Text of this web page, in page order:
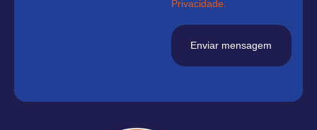
Privacidade.
Enviar mensagem